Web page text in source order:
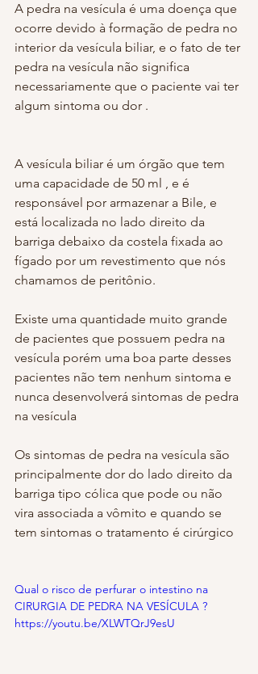
A pedra na vesícula é uma doença que
ocorre devido à formação de pedra no
interior da vesícula biliar, e o fato de ter
pedra na vesícula não significa
necessariamente que o paciente vai ter
algum sintoma ou dor .
A vesícula biliar é um órgão que tem
uma capacidade de 50 ml , e é
responsável por armazenar a Bile, e
está localizada no lado direito da
barriga debaixo da costela fixada ao
fígado por um revestimento que nós
chamamos de peritônio.
Existe uma quantidade muito grande
de pacientes que possuem pedra na
vesícula porém uma boa parte desses
pacientes não tem nenhum sintoma e
nunca desenvolverá sintomas de pedra
na vesícula
Os sintomas de pedra na vesícula são
principalmente dor do lado direito da
barriga tipo cólica que pode ou não
vira associada a vômito e quando se
tem sintomas o tratamento é cirúrgico
Qual o risco de perfurar o intestino na
CIRURGIA DE PEDRA NA VESÍCULA ?
https://youtu.be/XLWTQrJ9esU